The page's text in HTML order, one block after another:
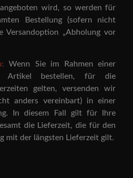
wird, so werden für
Bestellung (sofern nicht
Versandoption „Abholung vor
Wenn Sie im Rahmen einer
Artikel bestellen, für die
gelten, versenden wir
anders vereinbart) in einer
In diesem Fall gilt für Ihre
die Lieferzeit, die für den
mit der längsten Lieferzeit gilt.